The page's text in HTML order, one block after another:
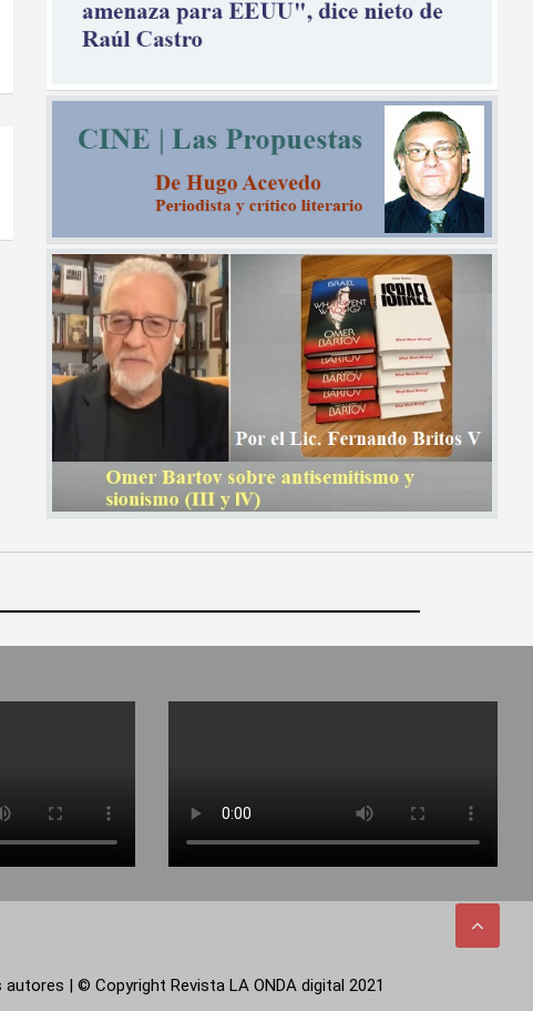
| © Copyright Revista LA ONDA digital 2021